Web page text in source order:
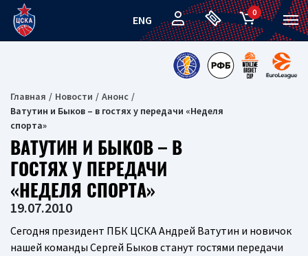
ENG
0
Главная Новости
Анонс
Ватутин и Быков – в гостях у передачи «Неделя
спорта»
ВАТУТИН И БЫКОВ – В
ГОСТЯХ У ПЕРЕДАЧИ
«НЕДЕЛЯ СПОРТА»
19.07.2010
Сегодня президент ПБК ЦСКА Андрей Ватутин и новичок
нашей команды Сергей Быков станут гостями передачи